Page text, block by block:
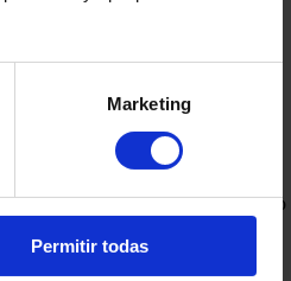
Marketing
Permitir todas
se de manera conjunta.
per un temps superior a un any,
a temps parcial d’acord amb allò